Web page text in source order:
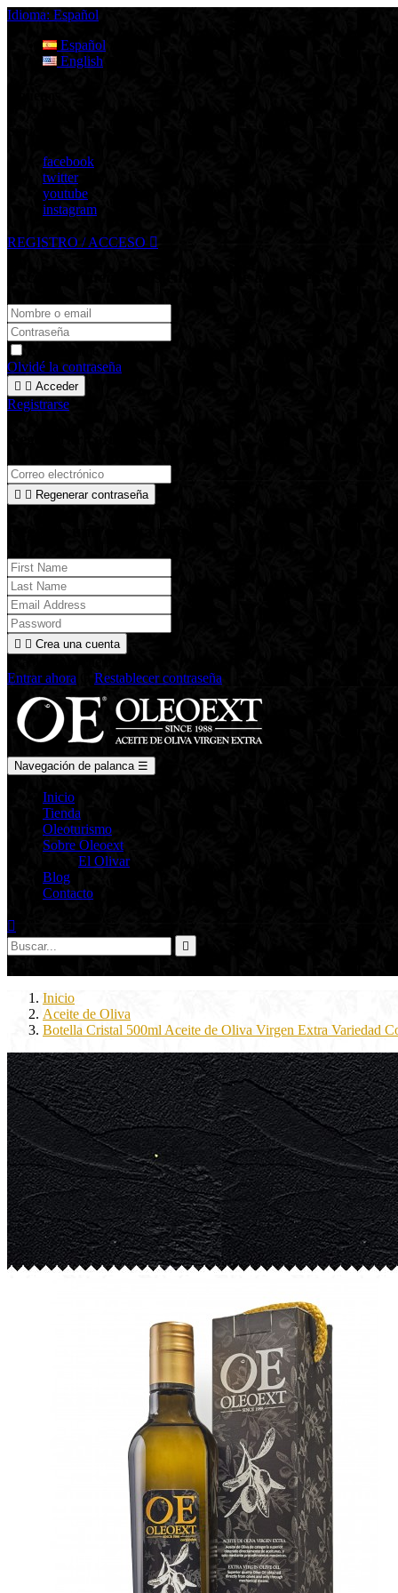
Idioma: Español
Español
English
facebook
twitter
youtube
instagram
REGISTRO / ACCESO 
Olvidé la contraseña
  Acceder
Registrarse
  Regenerar contraseña
  Crea una cuenta
Entrar ahora
Restablecer contraseña
Navegación de palanca ☰
Inicio
Tienda
Oleoturismo
Sobre Oleoext
El Olivar
Blog
Contacto


Inicio
Aceite de Oliva
Botella Cristal 500ml Aceite de Oliva Virgen Extra Variedad